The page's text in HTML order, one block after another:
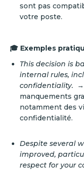
sont pas
votre poste.
🎓 Exemples
This decision is
internal rules,
confidentiality.
manquements
notamment des
confidentialité.
Despite several
improved,
respect for your